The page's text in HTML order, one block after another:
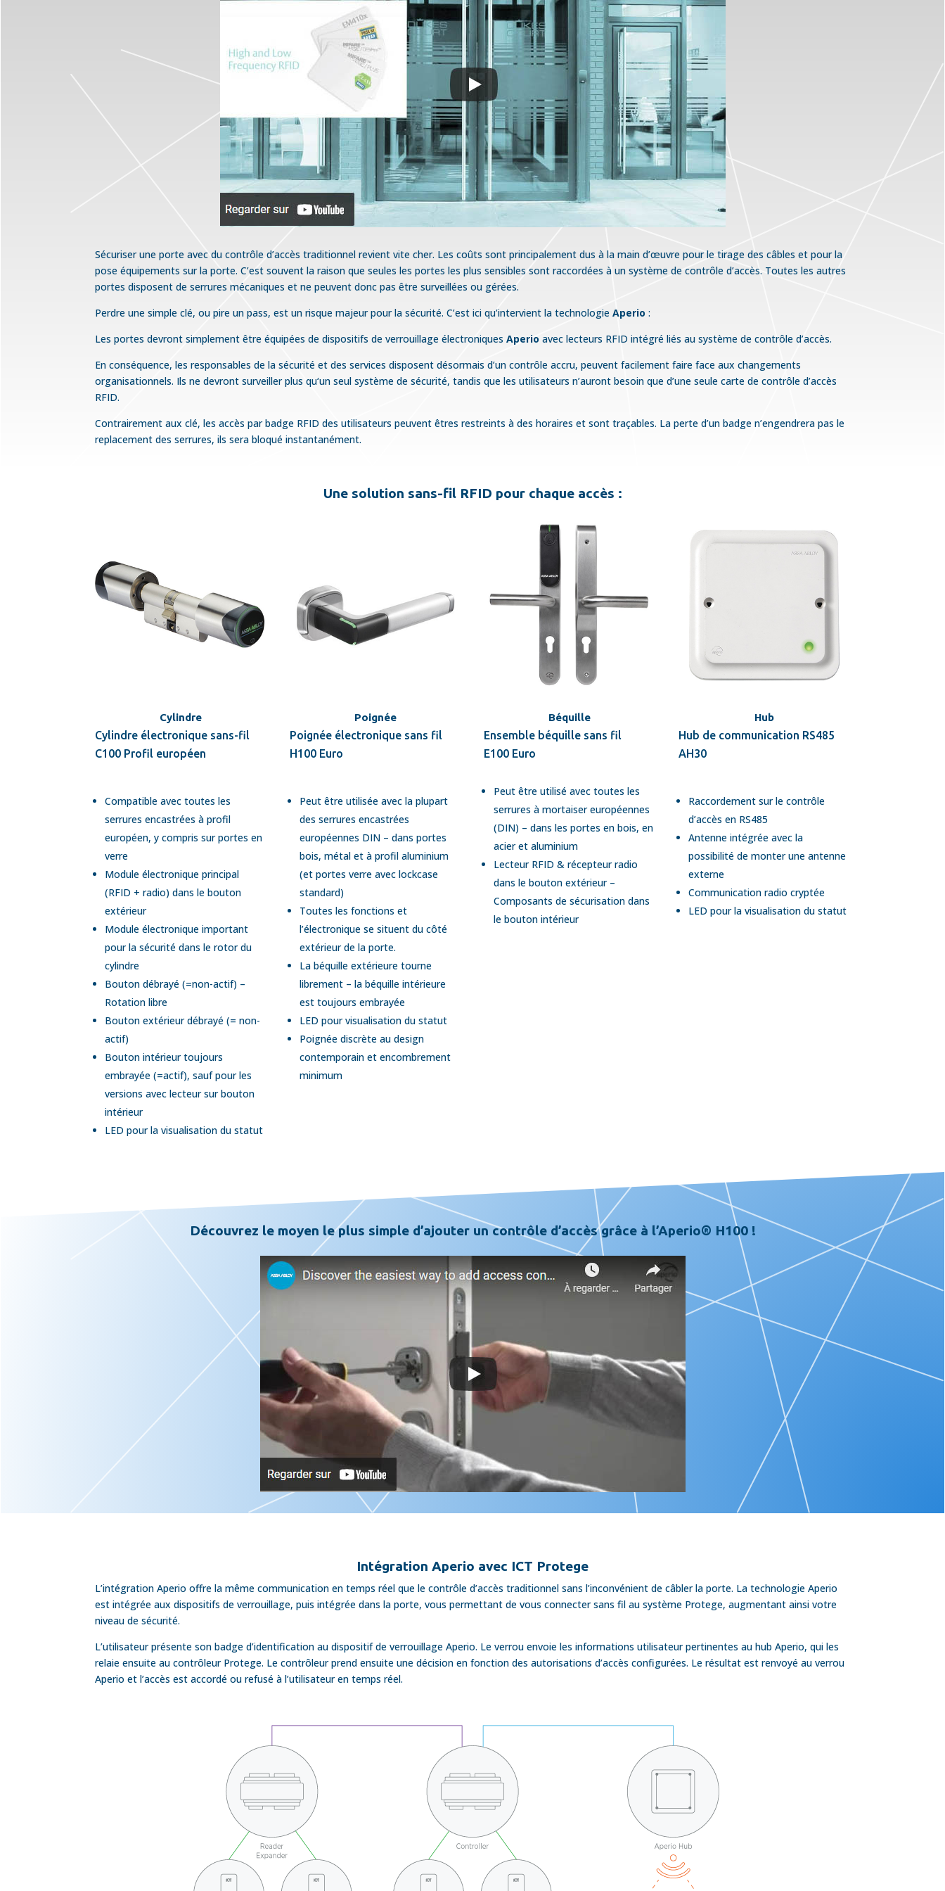
Sécuriser une porte avec du contrôle d’accès traditionnel revient vite cher. Les coûts sont principalement dus à la main d’œuvre pour le tirage des câbles et pour la
pose équipements sur la porte. C’est souvent la raison que seules les portes les plus sensibles sont raccordées à un système de contrôle d’accès. Toutes les autres
portes disposent de serrures mécaniques et ne peuvent donc pas être surveillées ou gérées.
Perdre une simple clé, ou pire un pass, est un risque majeur pour la sécurité. C’est ici qu’intervient la technologieAperio :
Les portes devront simplement être équipées de dispositifs de verrouillage électroniquesAperio avec lecteurs RFID intégré liés au système de contrôle d’accès.
En conséquence, les responsables de la sécurité et des services disposent désormais d’un contrôle accru, peuvent facilement faire face aux changements
organisationnels. Ils ne devront surveiller plus qu‘un seul système de sécurité, tandis que les utilisateurs n’auront besoin que d’une seule carte de contrôle d’accès
RFID.
Contrairement aux clé, les accès par badge RFID des utilisateurs peuvent êtres restreints à des horaires et sont traçables. La perte d’un badge n’engendrera pas le
replacement des serrures, ils sera bloqué instantanément.
Une solution sans-fil RFID pour chaque accès :
Cylindre
Cylindre électronique sans-fil
C100 Profil européen
Compatible avec toutes les
serrures encastrées à profil
européen, y compris sur portes en
verre
Module électronique principal
(RFID + radio) dans le bouton
extérieur
Module électronique important
pour la sécurité dans le rotor du
cylindre
Bouton débrayé (=non-actif) –
Rotation libre
Bouton extérieur débrayé (= non-
actif)
Bouton intérieur toujours
embrayée (=actif), sauf pour les
versions avec lecteur sur bouton
intérieur
LED pour la visualisation du statut
Poignée
Poignée électronique sans fil
H100 Euro
Peut être utilisée avec la plupart
des serrures encastrées
européennes DIN – dans portes
bois, métal et à profil aluminium
(et portes verre avec lockcase
standard)
Toutes les fonctions et
l’électronique se situent du côté
extérieur de la porte.
La béquille extérieure tourne
librement – la béquille intérieure
est toujours embrayée
LED pour visualisation du statut
Poignée discrète au design
contemporain et encombrement
minimum
Béquille
Ensemble béquille sans fil
E100 Euro
Peut être utilisé avec toutes les
serrures à mortaiser européennes
(DIN) – dans les portes en bois, en
acier et aluminium
Lecteur RFID & récepteur radio
dans le bouton extérieur –
Composants de sécurisation dans
le bouton intérieur
Hub
Hub de communication RS485
AH30
Raccordement sur le contrôle
d’accès en RS485
Antenne intégrée avec la
possibilité de monter une antenne
externe
Communication radio cryptée
LED pour la visualisation du statut
Découvrez le moyen le plus simple d’ajouter un contrôle d’accès grâce à l’Aperio® H100 !
Intégration Aperio avec ICT Protege
L’intégration Aperio offre la même communication en temps réel que le contrôle d’accès traditionnel sans l’inconvénient de câbler la porte. La technologie Aperio
est intégrée aux dispositifs de verrouillage, puis intégrée dans la porte, vous permettant de vous connecter sans fil au système Protege, augmentant ainsi votre
niveau de sécurité.
L’utilisateur présente son badge d’identification au dispositif de verrouillage Aperio. Le verrou envoie les informations utilisateur pertinentes au hub Aperio, qui les
relaie ensuite au contrôleur Protege. Le contrôleur prend ensuite une décision en fonction des autorisations d’accès configurées. Le résultat est renvoyé au verrou
Aperio et l’accès est accordé ou refusé à l’utilisateur en temps réel.